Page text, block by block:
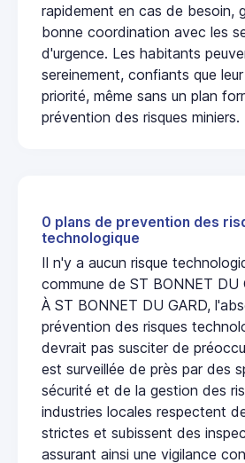
rapidement en cas de besoin,
bonne coordination avec les
d'urgence. Les habitants
sereinement, confiants que
priorité, même sans un plan
prévention des risques miniers.
0 plans de prevention des
technologique
Il n'y a aucun risque
commune de ST BONNET DU
À ST BONNET DU GARD,
prévention des risques
devrait pas susciter de
est surveillée de près par des
sécurité et de la gestion des
industries locales respectent
strictes et subissent des
assurant ainsi une vigilance